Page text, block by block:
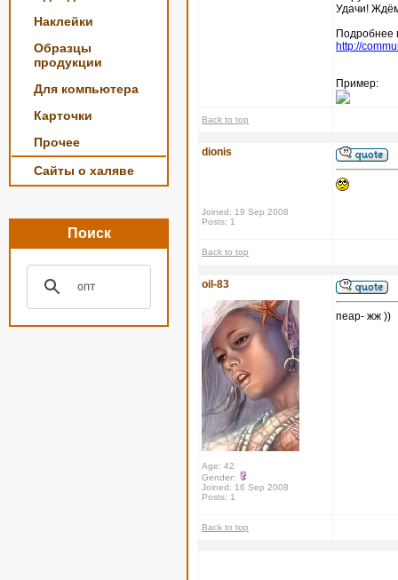
Наклейки
Образцы
продукции
Для компьютера
Карточки
Прочее
Сайты о халяве
Поиск
Удачи!
Подробнее
http://
Пример:
Back to top
dionis
Joined: 19 Sep 2008
Posts: 1
Back to top
oil-83
Age: 42
Gender:
Joined: 16 Sep 2008
Posts: 1
пеар- жж ))
Back to top